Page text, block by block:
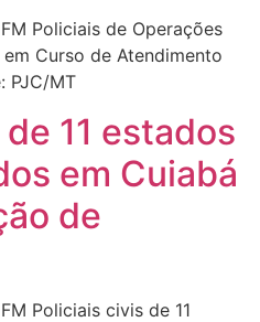
Policiais de Operações
Curso de Atendimento
PJC/MT
11 estados
em Cuiabá
de
Policiais civis de 11